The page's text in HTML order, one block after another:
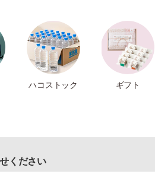
ハコストック ギフト
ください